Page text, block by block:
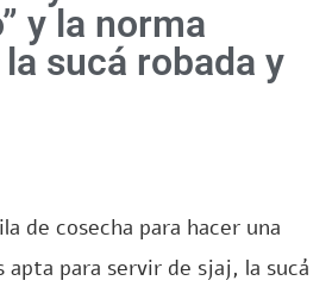
y la norma
sucá robada y
de cosecha para hacer una
apta para servir de sjaj, la sucá